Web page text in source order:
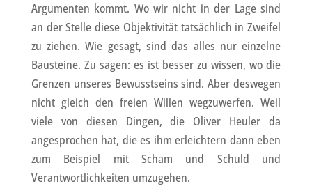
Argumenten kommt. Wo wir nicht in der Lage sind
an der Stelle diese Objektivität tatsächlich in Zweifel
zu ziehen. Wie gesagt, sind das alles nur einzelne
Bausteine. Zu sagen: es ist besser zu wissen, wo die
Grenzen unseres Bewusstseins sind. Aber deswegen
nicht gleich den freien Willen wegzuwerfen. Weil
viele von diesen Dingen, die Oliver Heuler da
angesprochen hat, die es ihm erleichtern dann eben
zum Beispiel mit Scham und Schuld und
Verantwortlichkeiten umzugehen.